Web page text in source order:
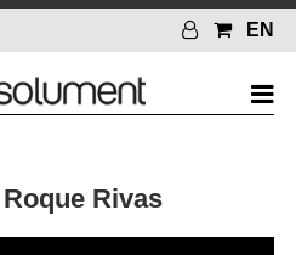
EN
Rivas